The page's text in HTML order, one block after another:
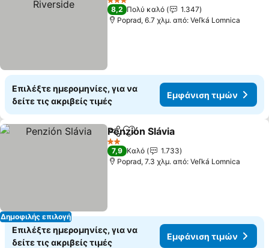
3 Αστέρια
8,2 Πολύ καλό
1.347
Poprad, 6.7 χλμ. από: Veľká Lomnica
Επιλέξτε ημερομηνίες, για να
δείτε τις ακριβείς τιμές
Εμφάνιση τιμών
Δημοφιλής επιλογή
Κοινοποίηση
Προσθήκη στα αγαπημένα
Penzión Slávia
2 Αστέρια
7,9 Καλό
1.733
Poprad, 7.3 χλμ. από: Veľká Lomnica
Επιλέξτε ημερομηνίες, για να
δείτε τις ακριβείς τιμές
Εμφάνιση τιμών